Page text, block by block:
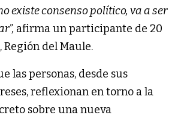
existe consenso político, va a ser
afirma un participante de 20
Región del Maule.
las personas, desde sus
reflexionan en torno a la
sobre una nueva